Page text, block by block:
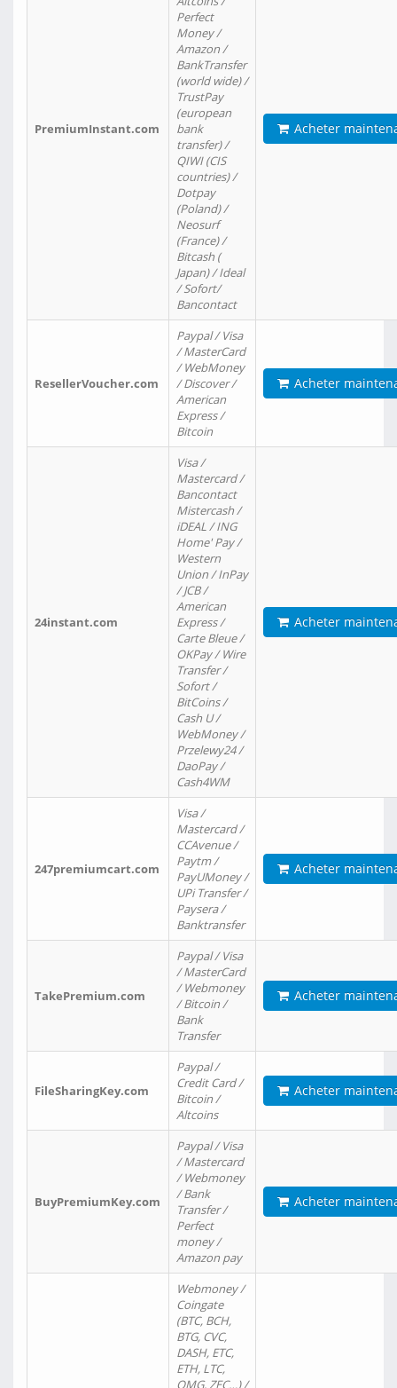
PremiumInstant.com
Perfect
Money /
Amazon /
BankTransfer
(world wide) /
TrustPay
(european
bank
transfer) /
QIWI (CIS
countries) /
Dotpay
(Poland) /
Neosurf
(France) /
Bitcash (
Japan) / Ideal
/ Sofort/
Bancontact
Acheter
ResellerVoucher.com
Paypal / Visa
/ MasterCard
/ WebMoney
/ Discover /
American
Express /
Bitcoin
Acheter
24instant.com
Visa /
Mastercard /
Bancontact
Mistercash /
iDEAL / ING
Home' Pay /
Western
Union / InPay
/ JCB /
American
Express /
Carte Bleue /
OKPay / Wire
Transfer /
Sofort /
BitCoins /
Cash U /
WebMoney /
Przelewy24 /
DaoPay /
Cash4WM
Acheter
247premiumcart.com
Visa /
Mastercard /
CCAvenue /
Paytm /
PayUMoney /
UPi Transfer /
Paysera /
Banktransfer
Acheter
TakePremium.com
Paypal / Visa
/ MasterCard
/ Webmoney
/ Bitcoin /
Bank
Transfer
Acheter
FileSharingKey.com
Paypal /
Credit Card /
Bitcoin /
Altcoins
Acheter
BuyPremiumKey.com
Paypal / Visa
/ Mastercard
/ Webmoney
/ Bank
Transfer /
Perfect
money /
Amazon pay
Acheter
Webmoney /
Coingate
(BTC, BCH,
BTG, CVC,
DASH, ETC,
ETH, LTC,
OMG, ZEC…) /